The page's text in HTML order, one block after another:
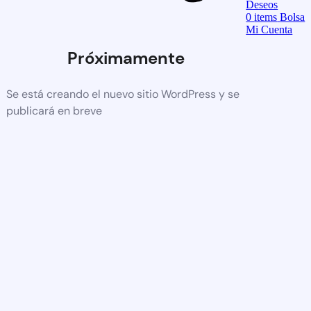
Próximamente
Se está creando el nuevo sitio WordPress y se
publicará en breve
Deseos
0items Bolsa
Mi Cuenta